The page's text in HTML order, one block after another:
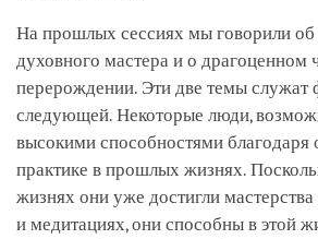
На прошлых сессиях мы говорили об
духовного мастера и о драгоценном
перерождении. Эти две темы служат
следующей. Некоторые люди,
высокими способностями
практике в прошлых жизнях.
жизнях они уже достигли мастерства
и медитациях, они способны в этой